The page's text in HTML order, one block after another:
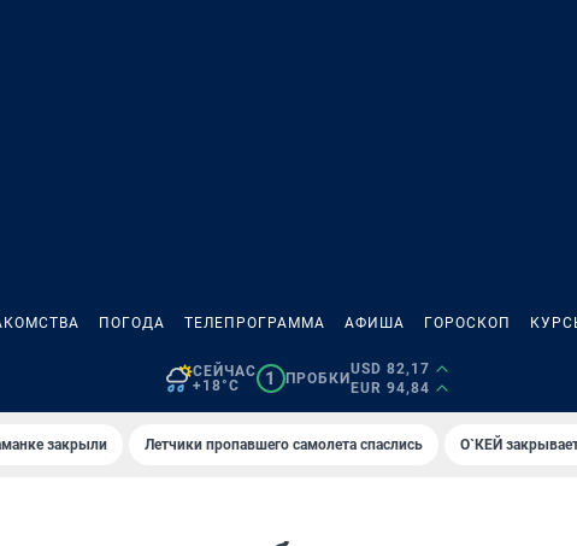
ПОГОДА ТЕЛЕПРОГРАММА АФИША ГОРОСКОП
СЕЙЧАС
+18°C
1 ПРОБКИ
USD 82,17
EUR 94,84
закрыли Летчики пропавшего самолета спаслись О`КЕЙ